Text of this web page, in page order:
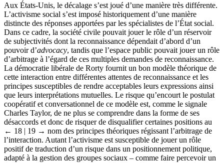
Aux États-Unis, le décalage s’est joué d’une manière très différente.
L’activisme social s’est imposé historiquement d’une manière
distincte des réponses apportées par les spécialistes de l’État social.
Dans ce cadre, la société civile pouvait jouer le rôle d’un réservoir
de subjectivités dont la reconnaissance dépendait d’abord d’un
pouvoir d’advocacy, tandis que l’espace public pouvait jouer un rôle
d’arbitrage à l’égard de ces multiples demandes de reconnaissance.
La démocratie libérale de Rorty fournit un bon modèle théorique de
cette interaction entre différentes attentes de reconnaissance et les
principes susceptibles de rendre acceptables leurs expressions ainsi
que leurs interprétations mutuelles. Le risque qu’encourt le postulat
coopératif et conversationnel de ce modèle est, comme le signale
Charles Taylor, de ne plus se comprendre dans la forme de ses
désaccords et donc de risquer de disqualifier certaines positions au
← 18 | 19 → nom des principes théoriques régissant l’arbitrage de
l’interaction. Autant l’activisme est susceptible de jouer un rôle
positif de traduction d’un risque dans un positionnement politique,
adapté à la gestion des groupes sociaux – comme faire percevoir un